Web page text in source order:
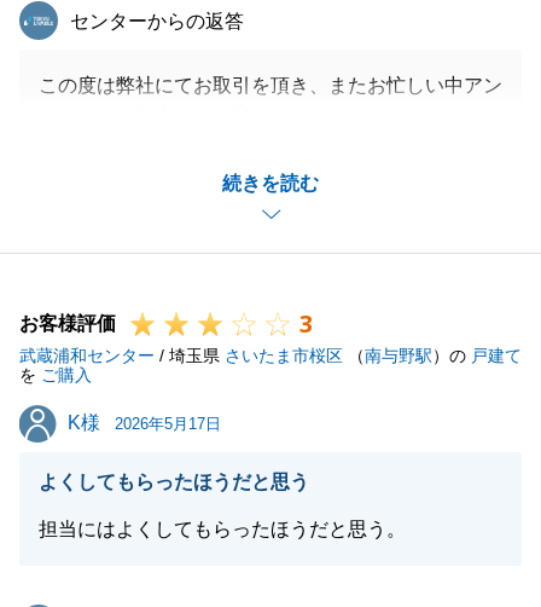
続きを読む
東急リバブル
センターからの返答
この度は弊社にてお取引を頂き、またお忙しい中アン
今後もお客様のご要望に応えられるよう、営業をして
いきたいと思いますので、
し上げます。
お客様評価 3
武蔵浦和センター / 埼玉県 さいたま市桜区 （南与野駅）の 戸建て
を ご購入
K様
K様 2026年5月17日
よくしてもらったほうだと思う
担当にはよくしてもらったほうだと思う。